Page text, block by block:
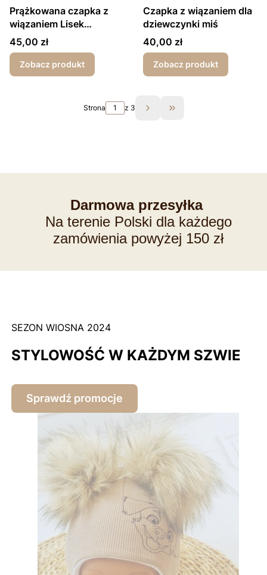
Prążkowana czapka z
wiązaniem Lisek
wiosna/jesień
Cena
45,00 zł
Zobacz produkt
Czapka z wiązaniem dla
dziewczynki miś
Cena
40,00 zł
Zobacz produkt
Strona z 3 Przejdź do ostatniej
Darmowa przesyłka
Na terenie Polski dla każdego
zamówienia powyżej 150 zł
SEZON WIOSNA 2024
STYLOWOŚĆ W KAŻDYM SZWIE
Sprawdź promocje